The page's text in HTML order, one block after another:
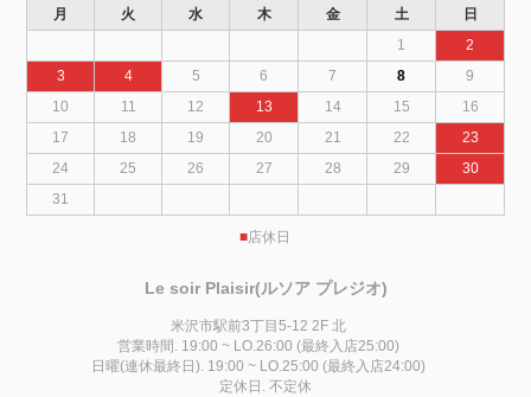
月 火 水 木 金 土
日
1
2
3
4 5 6 7 8
9
10
11 12 13 14 15
16
17
18 19 20 21 22
23
24
25 26 27 28 29
30
31
■店休日
Le soir Plaisir(ルソア プレジオ)
米沢市駅前3丁目5-12 2F 北
営業時間. 19:00 ~ LO.26:00 (最終入店25:00)
日曜(連休最終日). 19:00 ~ LO.25:00 (最終入店24:00)
定休日. 不定休